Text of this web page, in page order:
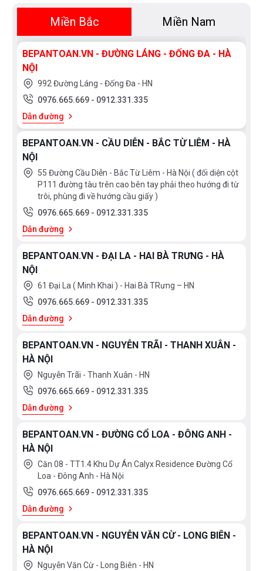
Miền Bắc Miền Nam
BEPANTOAN.VN - ĐƯỜNG LÁNG - ĐỐNG ĐA - HÀ
NỘI
992 Đường Láng - Đống Đa - HN
0976.665.669 - 0912.331.335
Dẫn đường
BEPANTOAN.VN - CẦU DIỄN - BẮC TỪ LIÊM - HÀ
NỘI
55 Đường Cầu Diễn - Bắc Từ Liêm - Hà Nội ( đối diện cột
P111 đường tàu trên cao bên tay phải theo hướng đi từ
trôi, phùng đi về hướng cầu giấy )
0976.665.669 - 0912.331.335
Dẫn đường
BEPANTOAN.VN - ĐẠI LA - HAI BÀ TRƯNG - HÀ
NỘI
61 Đại La ( Minh Khai ) - Hai Bà TRưng – HN
0976.665.669 - 0912.331.335
Dẫn đường
BEPANTOAN.VN - NGUYỄN TRÃI - THANH XUÂN -
HÀ NỘI
Nguyễn Trãi - Thanh Xuân - HN
0976.665.669 - 0912.331.335
Dẫn đường
BEPANTOAN.VN - ĐƯỜNG CỔ LOA - ĐÔNG ANH -
HÀ NỘI
Căn 08 - TT1.4 Khu Dự Án Calyx Residence Đường Cổ
Loa - Đông Anh - Hà Nội
0976.665.669 - 0912.331.335
Dẫn đường
BEPANTOAN.VN - NGUYỄN VĂN CỪ - LONG BIÊN -
HÀ NỘI
Nguyễn Văn Cừ - Long Biên - HN